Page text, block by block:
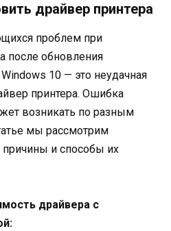
драйвер принтера
проблем при
после обновления
10 — это неудачная
принтера. Ошибка
возникать по разным
мы рассмотрим
и способы их
драйвера с